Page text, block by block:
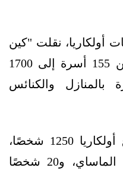
أولكاريا، نقلت "كين
جين" 1181 من الماساي من 155 أسرة إلى 1700
والكنائس
وحتى الآن، يُوظف مشروع أولكاريا 1250 شخصًا،
ولكن منهم 50 -فقط- من الماساي، و20 شخصًا